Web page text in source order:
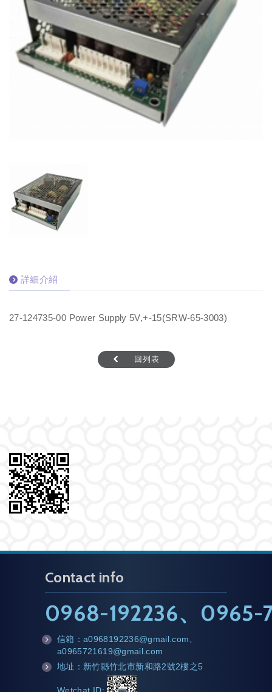
詳細介紹
27-124735-00 Power Supply 5V,+-15(SRW-65-3003)
回列表
Contact info
0968-192236、 0965-
ail
信箱：a0968192236@gmail.com、
a0965721619@gmail.com
地址：新竹縣竹北市新和路2號2樓之5